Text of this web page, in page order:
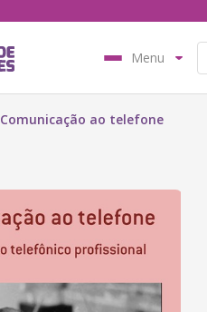
Menu
Comunicação ao telefone